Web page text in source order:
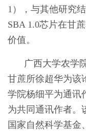
1），与其他研究
SBA 1.0芯片在甘
价值。
广西大学农学
甘蔗所徐超华为该
学院杨细平为通讯
为共同通讯作者。
国家自然科学基金